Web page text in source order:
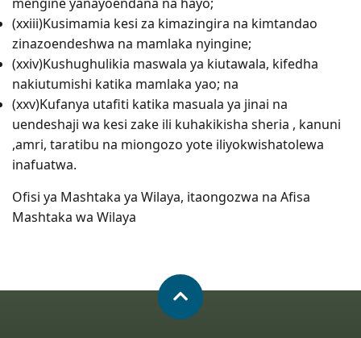
mengine yanayoendana na hayo;
(xxiii)Kusimamia kesi za kimazingira na kimtandao
zinazoendeshwa na mamlaka nyingine;
(xxiv)Kushughulikia maswala ya kiutawala, kifedha
nakiutumishi katika mamlaka yao; na
(xxv)Kufanya utafiti katika masuala ya jinai na
uendeshaji wa kesi zake ili kuhakikisha sheria , kanuni
,amri, taratibu na miongozo yote iliyokwishatolewa
inafuatwa.
Ofisi ya Mashtaka ya Wilaya, itaongozwa na Afisa
Mashtaka wa Wilaya